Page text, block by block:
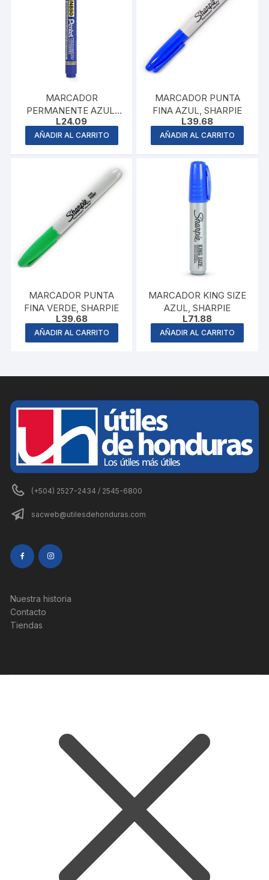
MARCADOR
PERMANENTE AZUL,
PENTEL
L24.09
AÑADIR AL CARRITO
MARCADOR PUNTA
FINA AZUL, SHARPIE
L39.68
AÑADIR AL CARRITO
MARCADOR PUNTA
FINA VERDE, SHARPIE
L39.68
AÑADIR AL CARRITO
MARCADOR KING SIZE
AZUL, SHARPIE
L71.88
AÑADIR AL CARRITO
(+504) 2527-2434 / 2545-6800
sacweb@utilesdehonduras.com
Nuestra historia
Contacto
Tiendas